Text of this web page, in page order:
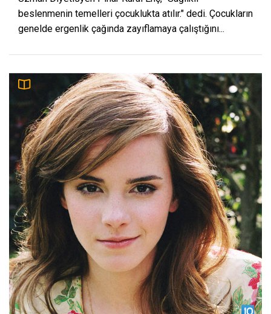
beslenmenin temelleri çocuklukta atılır." dedi. Çocukların
genelde ergenlik çağında zayıflamaya çalıştığını...